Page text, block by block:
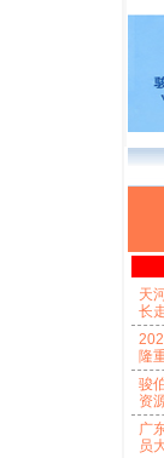
天
长
隆
骏
资
广
员